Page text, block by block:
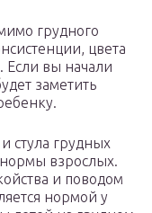
грудного
цвета
Если вы начали
заметить
стула грудных
нормы взрослых.
и поводом
нормой у